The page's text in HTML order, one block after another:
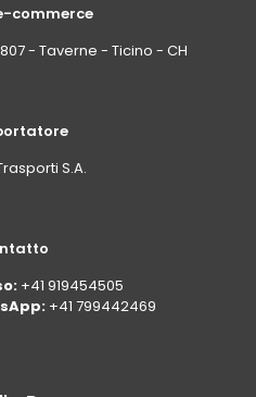
commerce
- Taverne - Ticino - CH
S.A.
+41 919454505
+41 799442469